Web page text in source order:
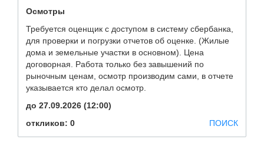
Осмотры
Требуется оценщик с доступом в систему сбербанка,
для проверки и погрузки отчетов об оценке. (Жилые
дома и земельные участки в основном). Цена
договорная. Работа только без завышений по
рыночным ценам, осмотр производим сами, в отчете
указывается кто делал осмотр.
до 27.09.2026 (12:00)
откликов: 0
ПОИСК